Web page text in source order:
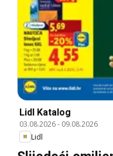
Lidl Katalog
03.08.2026- 09.08.2026
Lidl